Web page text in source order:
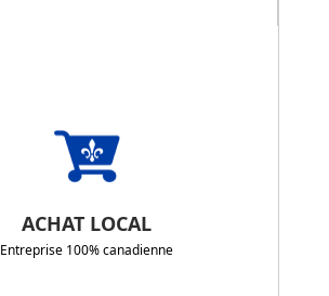
ACHAT LOCAL
Entreprise 100% canadienne